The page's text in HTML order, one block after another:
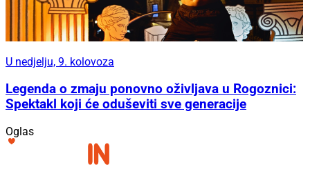
U nedjelju, 9. kolovoza
Legenda o zmaju ponovno oživljava u Rogoznici:
Spektakl koji će oduševiti sve generacije
Oglas